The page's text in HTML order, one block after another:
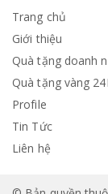
Trang chủ
Giới thiệu
Quà tặng doanh
Quà tặng vàng
Profile
Tin Tức
Liên hệ